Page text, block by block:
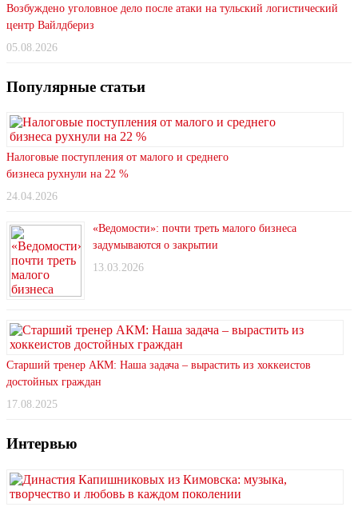
Возбуждено уголовное дело после атаки на тульский логистический
центр Вайлдбериз
05.08.2026
Популярные статьи
Налоговые поступления от малого и среднего
бизнеса рухнули на 22 %
24.04.2026
«Ведомости»: почти треть малого бизнеса
задумываются о закрытии
13.03.2026
Старший тренер АКМ: Наша задача – вырастить из хоккеистов
достойных граждан
17.08.2025
Интервью